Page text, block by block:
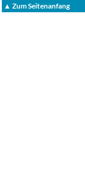
▲ Zum Seitenanfang